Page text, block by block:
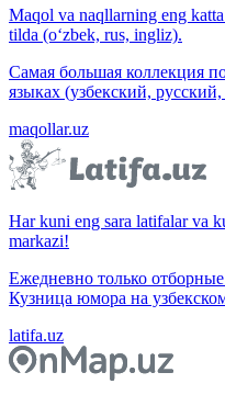
Maqol va naqllarning eng
tilda (o‘zbek, rus, ingliz).
Самая большая коллекция
языках (узбекский,
maqollar.uz
Har kuni eng sara latifalar va
markazi!
Ежедневно только
Кузница юмора на
latifa.uz